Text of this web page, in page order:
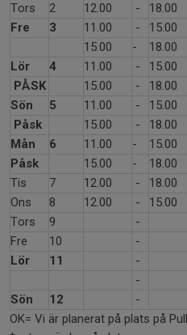
Tors
2 12.00 -
18.00
Fre
3 11.00 -
15.00
15.00
-
18.00
Lör
4 11.00 -
15.00
PÅSK
15.00 -
18.00
Sön
5 11.00 -
15.00
Påsk
15.00 -
18.00
Mån
6 11.00 -
15.00
Påsk
15.00 -
18.00
Tis
7 12.00 -
18.00
Ons
8 12.00 -
15.00
Tors
9 -
Fre
10
-
Lör
11
-
-
Sön
12
-
OK= Vi är planerat på plats på